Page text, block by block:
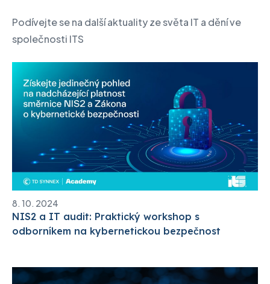
Podívejte se na další aktuality ze světa IT a dění ve
společnosti ITS
8. 10. 2024
NIS2 a IT audit: Praktický workshop s
odborníkem na kybernetickou bezpečnost